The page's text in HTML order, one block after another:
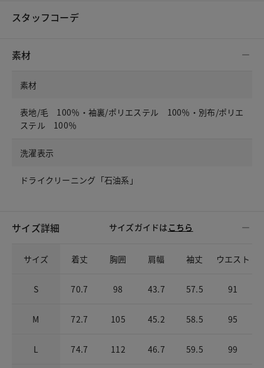
スタッフコーデ
素材
素材
表地/毛 100％・袖裏/ポリエステル 100％・別布/ポリエ
ステル 100％
洗濯表示
ドライクリーニング「石油系」
サイズ詳細 サイズガイドは こちら
サイズ 着丈 胸囲 肩幅 袖丈 ウエスト
S 70.7 98 43.7 57.5 91
M 72.7 105 45.2 58.5 95
L 74.7 112 46.7 59.5 99